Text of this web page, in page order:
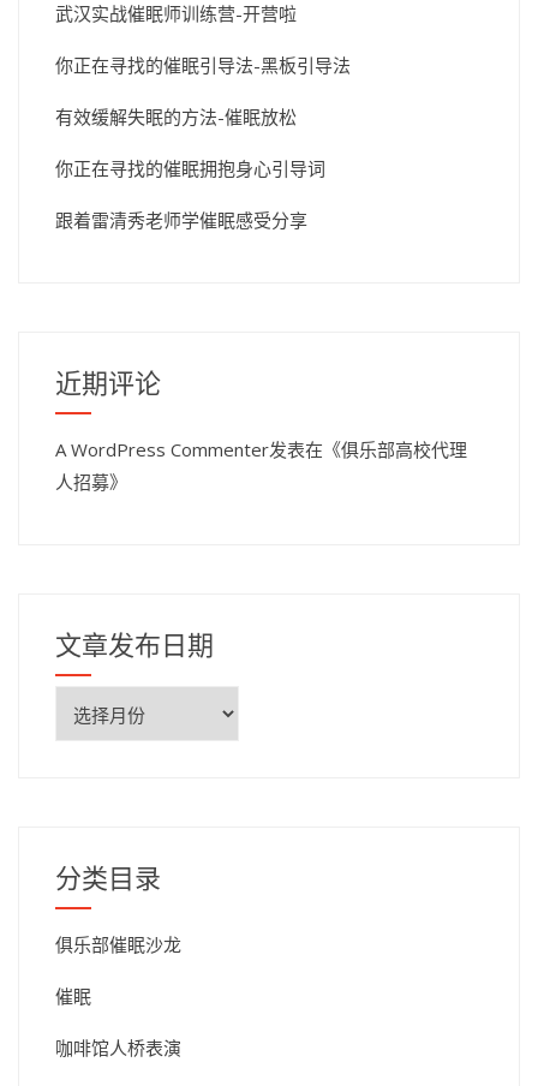
武汉实战催眠师训练营-开营啦
你正在寻找的催眠引导法-黑板引导法
有效缓解失眠的方法-催眠放松
你正在寻找的催眠拥抱身心引导词
跟着雷清秀老师学催眠感受分享
近期评论
A WordPress Commenter发表在《俱乐部高校代理
人招募》
文章发布日期
期
分类目录
俱乐部催眠沙龙
催眠
咖啡馆人桥表演